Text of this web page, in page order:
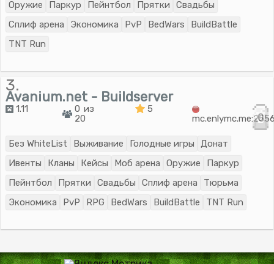
Оружие
Паркур Пейнтбол Прятки
Свадьбы
Сплиф арена
Экономика PvP BedWars
BuildBattle
TNT Run
3.
Avanium.net - Buildserver
1.11
0 из
20
5
0
Без WhiteList Выживание Голодные игры
Донат
Ивенты
Кланы Кейсы Моб арена Оружие
Паркур
Пейнтбол
Прятки Свадьбы Сплиф арена
Тюрьма
Экономика
PvP RPG BedWars BuildBattle TNT Run